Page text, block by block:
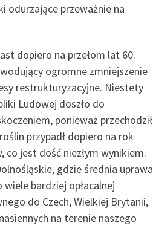
odurzające przeważnie na
dopiero na przełom lat 60.
ogromne zmniejszenie
restrukturyzacyjne. Niestety
Ludowej doszło do
ponieważ przechodził
przypadł dopiero na rok
co jest dość niezłym wynikiem.
gdzie średnia uprawa
bardziej opłacalnej
do Czech, Wielkiej Brytanii,
na terenie naszego